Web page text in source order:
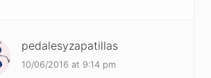
pedalesyzapatillas
10/06/2016 at 9:14 pm